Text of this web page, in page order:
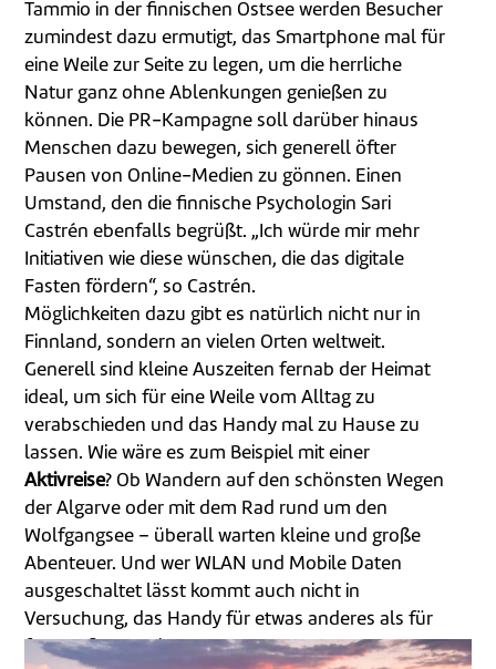
Tammio in der finnischen Ostsee werden Besucher
zumindest dazu ermutigt, das Smartphone mal für
eine Weile zur Seite zu legen, um die herrliche
Natur ganz ohne Ablenkungen genießen zu
können. Die PR-Kampagne soll darüber hinaus
Menschen dazu bewegen, sich generell öfter
Pausen von Online-Medien zu gönnen. Einen
Umstand, den die finnische Psychologin Sari
Castrén ebenfalls begrüßt. „Ich würde mir mehr
Initiativen wie diese wünschen, die das digitale
Fasten fördern“, so Castrén.
Möglichkeiten dazu gibt es natürlich nicht nur in
Finnland, sondern an vielen Orten weltweit.
Generell sind kleine Auszeiten fernab der Heimat
ideal, um sich für eine Weile vom Alltag zu
verabschieden und das Handy mal zu Hause zu
lassen. Wie wäre es zum Beispiel mit einer
Aktivreise? Ob Wandern auf den schönsten Wegen
der Algarve oder mit dem Rad rund um den
Wolfgangsee – überall warten kleine und große
Abenteuer. Und wer WLAN und Mobile Daten
ausgeschaltet lässt kommt auch nicht in
Versuchung, das Handy für etwas anderes als für
fotografische Erinnerungen zu nutzen.